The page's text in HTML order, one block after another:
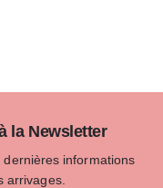
la Newsletter
informations
arrivages.